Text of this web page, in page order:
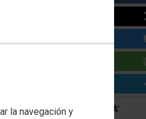
la navegación y